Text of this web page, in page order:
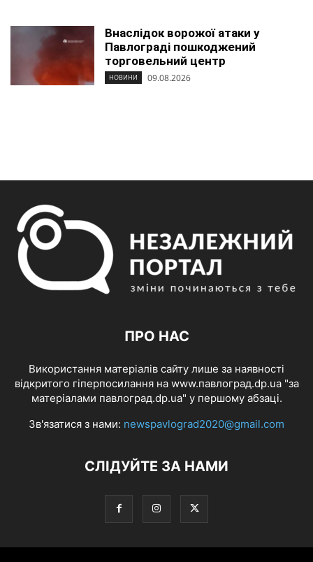
Внаслідок ворожої атаки у
Павлограді пошкоджений
торговельний центр
НОВИНИ 09.08.2026
ПРО НАС
Використання матеріалів сайту лише за наявності
відкритого гіперпосилання на www.павлоград.dp.ua "за
матеріалами павлоград.dp.ua" у першому абзаці.
Зв'язатися з нами: newspavlograd2020@gmail.com
СЛІДУЙТЕ ЗА НАМИ